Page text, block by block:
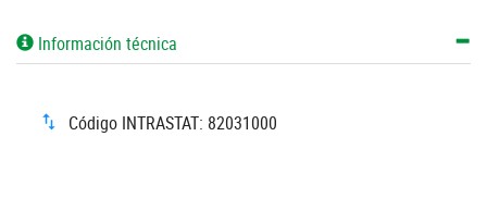
Información técnica
Código INTRASTAT: 82031000